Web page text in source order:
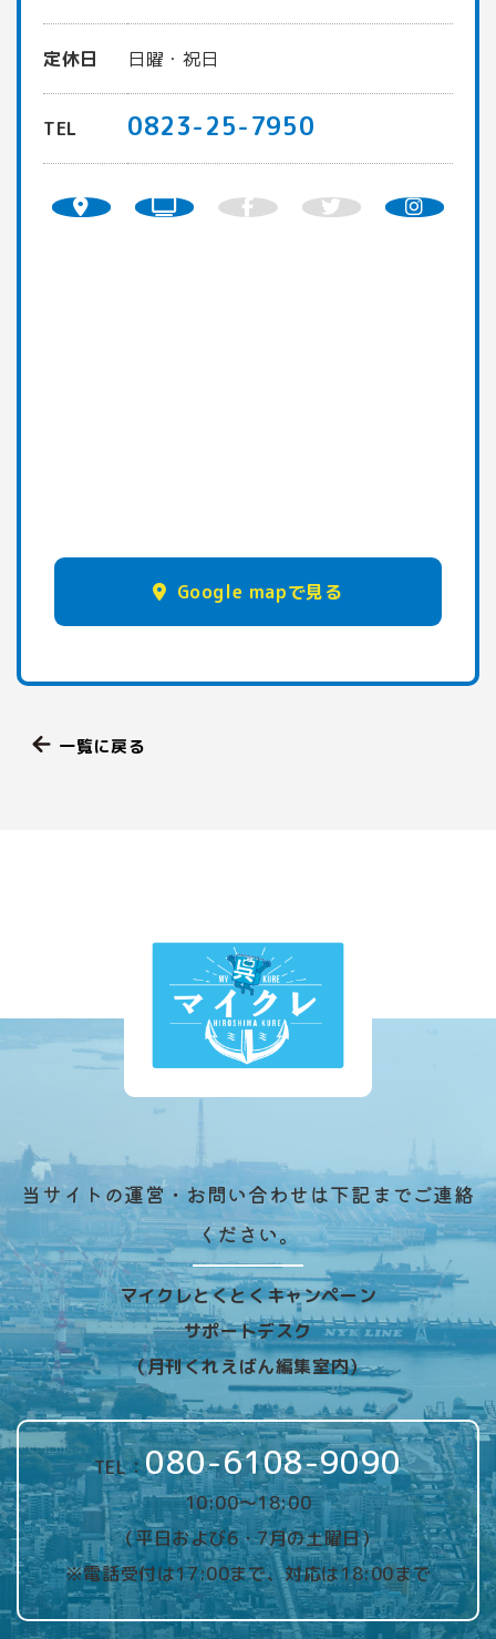
定休日 日曜・祝日
TEL 0823-25-7950
Google mapで見る
一覧に戻る
当サイトの運営・お問い合わせは下記までご連絡
ください。
マイクレとくとくキャンペーン
サポートデスク
（月刊くれえばん編集室内）
TEL：080-6108-9090
10:00～18:00
（平日および6・7月の土曜日）
※電話受付は17:00まで、対応は18:00まで